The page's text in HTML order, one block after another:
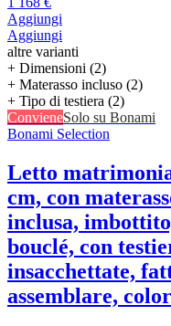
Aggiungi
Aggiungi
altre varianti
+ Dimensioni (2)
+ Materasso incluso (2)
+ Tipo di testiera (2)
ConvieneSolo su Bonami
Bonami Selection
Letto
cm, con
inclusa,
bouclé, con
insacchettate,
assemblare,